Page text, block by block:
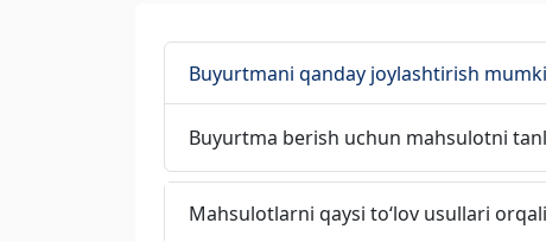
Buyurtmani qanday joylashtirish
Buyurtma berish uchun mahsulotni
Mahsulotlarni qaysi to‘lov usullari